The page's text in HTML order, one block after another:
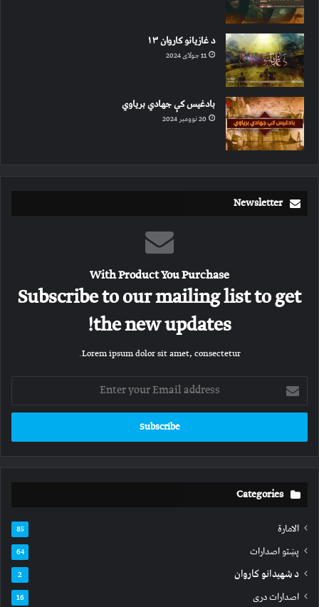
د غازیانو کاروان ۱۳
11 جولای 2024
بادغیس کې جهادي بریاوي
20 نوومبر 2024
Newsletter
With Product You Purchase
Subscribe to our mailing list to get
the new updates!
Lorem ipsum dolor sit amet, consectetur.
Enter
your
Email
Categories
الامارة 85
پښتو اصدارات 64
د شهیدانو کاروان 2
اصدارات دری 16